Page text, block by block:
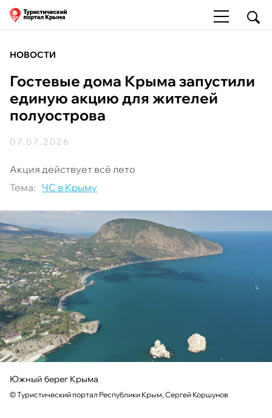
НОВОСТИ
Гостевые дома Крыма запустили
единую акцию для жителей
полуострова
07.07.2026
Акция действует всё лето
Тема: ЧС в Крыму
Южный берег Крыма
©Туристический портал Республики Крым, Сергей Коршунов